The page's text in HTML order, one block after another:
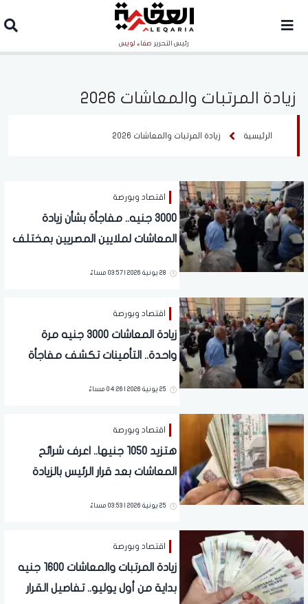
رئيس التحرير صفاء لويس
زيادة المرتبات والمعاشات 2026
الرئيسية زيادة المرتبات والمعاشات 2026
اقتصاد وبورصة
3000 جنيه.. مفاجأة بشأن زيادة
المعاشات لملايين المصريين بمختلف
28 يونية 2026 | 03:57 مساءً
اقتصاد وبورصة
زيادة المعاشات 3000 جنيه مرة
واحدة.. التأمينات تكشف مفاجأة
25 يونية 2026 | 04:26 مساءً
اقتصاد وبورصة
هتزيد 1050 جنيها.. اعرف شرائح
المعاشات بعد قرار الرئيس بالزيادة
25 يونية 2026 | 03:53 مساءً
اقتصاد وبورصة
زيادة المرتبات والمعاشات 1600 جنيه
بداية من أول يوليو.. تفاصيل القرار